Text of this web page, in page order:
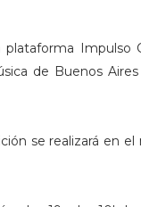
Impulso
de Buenos
se realizará en el